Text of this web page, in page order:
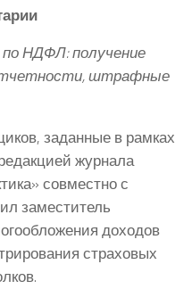
НДФЛ: получение
штрафные
заданные в рамках
журнала
совместно с
заместитель
доходов
страховых